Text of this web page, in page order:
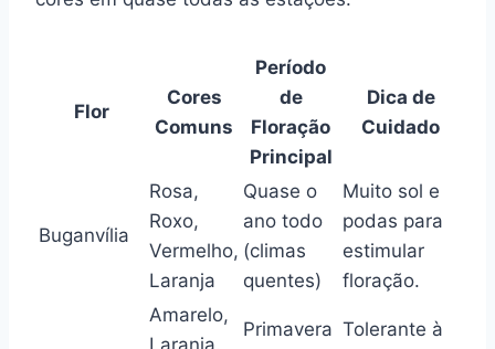
Flor
Cores
Comuns
Período
de
Floração
Principal
Dica de
Cuidado
Buganvília
Rosa,
Roxo,
Vermelho,
Laranja
Quase o
ano todo
(climas
quentes)
Muito sol e
podas para
estimular
floração.
Amarelo,
Laranja,
Primavera Tolerante à